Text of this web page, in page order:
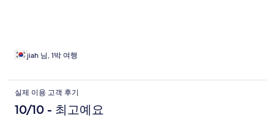
jiah 님, 1박 여행
실제 이용 고객 후기
10/10 - 최고예요